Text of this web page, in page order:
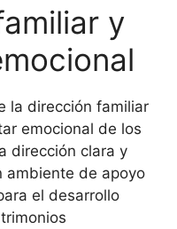
y
la dirección familiar
emocional de los
dirección clara y
ambiente de apoyo
el desarrollo